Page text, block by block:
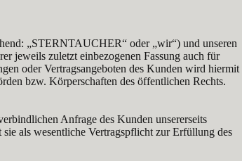
„STERNTAUCHER“ oder „wir“) und unseren
jeweils zuletzt einbezogenen Fassung auch für
oder Vertragsangeboten des Kunden wird hiermit
bzw. Körperschaften des öffentlichen Rechts.
Anfrage des Kunden unsererseits
als wesentliche Vertragspflicht zur Erfüllung des